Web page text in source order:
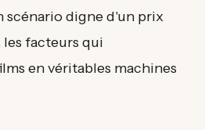
scénario digne d'un prix
facteurs qui
en véritables machines